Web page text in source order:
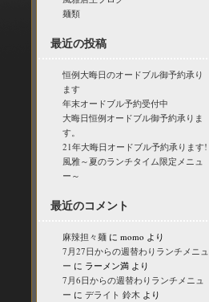
麺類
最近の投稿
恒例大晦日のオードブル御予約承り
ます
年末オードブル予約受付中
大晦日恒例オードブル御予約承りま
す。
21年大晦日オードブル予約承ります!
風雅～夏のランチタイム限定メニュ
ー～
最近のコメント
麻辣担々麺 に momo より
7月27日からの週替わりランチメニュ
ー に ラーメン満 より
7月6日からの週替わりランチメニュ
ー に デライト 鈴木 より